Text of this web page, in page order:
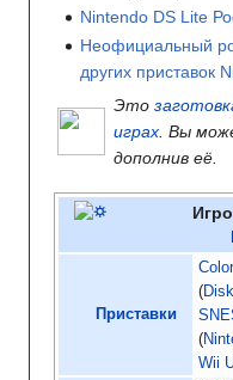
Nintendo DS Lite
Неофициальный
других приставок
Это
играх . Вы
дополнив её.
Приставки
(
(
Wii